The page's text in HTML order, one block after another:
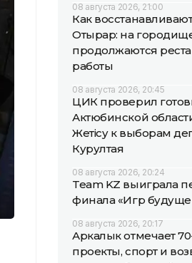
08 августа 2026, 21:00
Как
Отырар: на
продолжаются
работы
08 августа 2026, 20:45
ЦИК проверил
Актюбинской
Жетісу к выборам
Курултая
08 августа 2026, 20:24
Team KZ выиграла
финала «Игр
08 августа 2026, 20:17
Аркалык отмечает
проекты, спорт и